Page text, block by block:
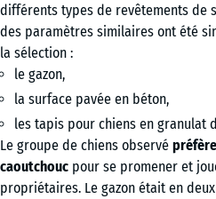
différents types de revêtements de
des paramètres similaires ont été
la sélection :
le gazon,
la surface pavée en béton,
les tapis pour chiens en granulat
Le groupe de chiens observé
caoutchouc pour se promener et
propriétaires. Le gazon était en